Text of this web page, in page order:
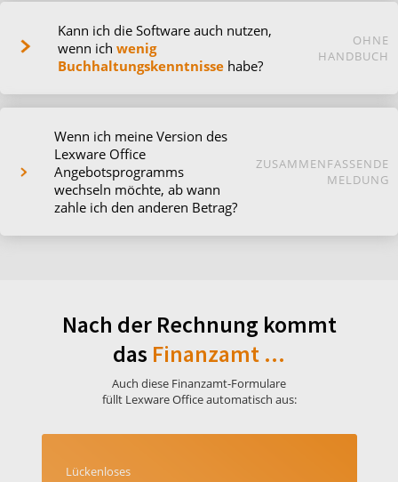
Kann ich die Software auch nutzen,
wenn ich wenig
Buchhaltungskenntnissehabe?
OHNE
HANDBUCH
Wenn ich meine Version des
Lexware Office
Angebotsprogramms
wechseln möchte, ab wann
zahle ich den anderen Betrag?
ZUSAMMENFASSENDE
MELDUNG
Nach der Rechnung kommt
das Finanzamt ...
Auch diese Finanzamt-Formulare
füllt Lexware Office automatisch aus:
Lückenloses